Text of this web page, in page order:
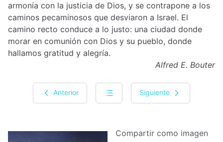
armonía con la justicia de Dios, y se contrapone a los
caminos pecaminosos que desviaron a Israel. El
camino recto conduce a lo justo: una ciudad donde
morar en comunión con Dios y su pueblo, donde
hallamos gratitud y alegría.
Alfred E. Bouter
Anterior Siguiente
Compartir como imagen